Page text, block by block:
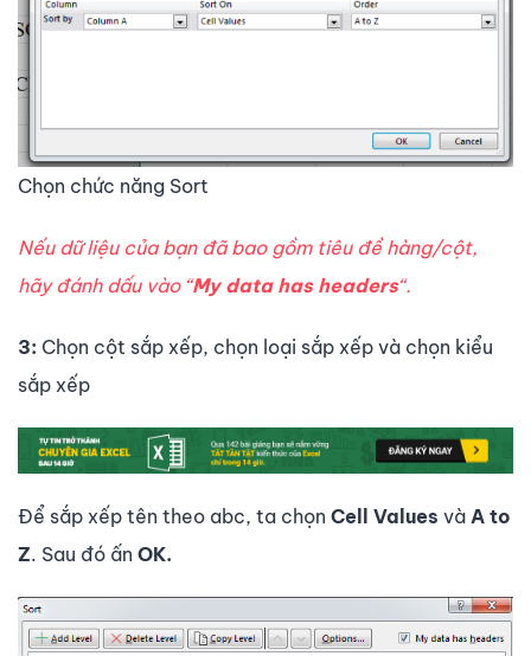
Chọn chức năng Sort
Nếu dữ liệu của bạn đã bao gồm tiêu đề hàng/cột,
hãy đánh dấu vào “My data has headers“.
3: Chọn cột sắp xếp, chọn loại sắp xếp và chọn kiểu
sắp xếp
Để sắp xếp tên theo abc, ta chọn Cell Values và A to
Z. Sau đó ấn OK.